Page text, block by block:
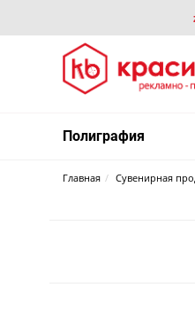
Полиграфия
Главная Сувенирная